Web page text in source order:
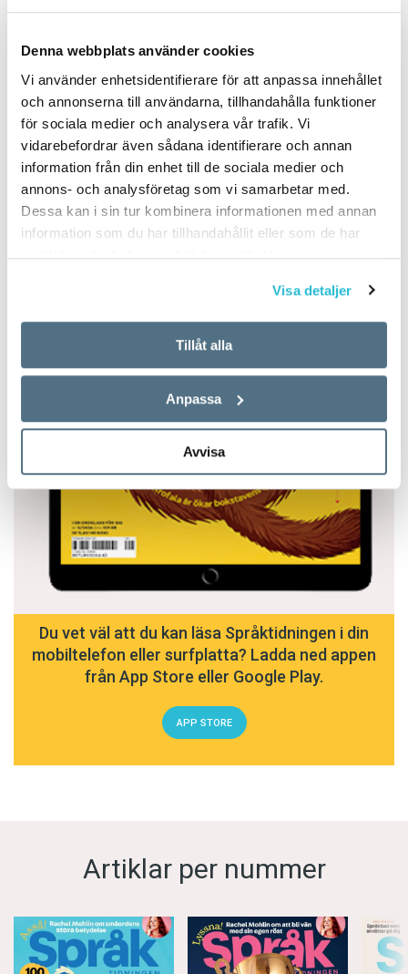
Denna webbplats använder cookies
Vi använder enhetsidentifierare för att anpassa innehållet
och annonserna till användarna, tillhandahålla funktioner
för sociala medier och analysera vår trafik. Vi
vidarebefordrar även sådana identifierare och annan
information från din enhet till de sociala medier och
annons- och analysföretag som vi samarbetar med.
Dessa kan i sin tur kombinera informationen med annan
information som du har tillhandahållit eller som de har
samlat in när du har använt deras tjänster.
Visa detaljer
Tillåt alla
Anpassa
Avvisa
PUBLICERAD 2024-09-14
Du vet väl att du kan läsa Språktidningen i din
mobiltelefon eller surfplatta? Ladda ned appen
från App Store eller Google Play.
APP STORE
Artiklar per nummer